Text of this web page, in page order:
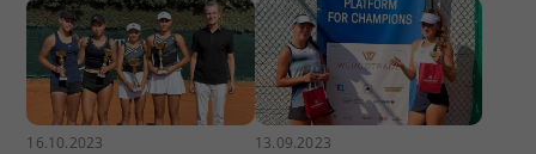
16.10.2023 13.09.2023